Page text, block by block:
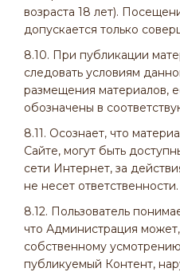
возраста 18 лет).
допускается только
8.10. При публикации
следовать условиям
размещения материалов,
обозначены в
8.11. Осознает, что
Сайте, могут быть
сети Интернет, за
не несет ответственности.
8.12. Пользователь
что Администрация
собственному
публикуемый Контент,